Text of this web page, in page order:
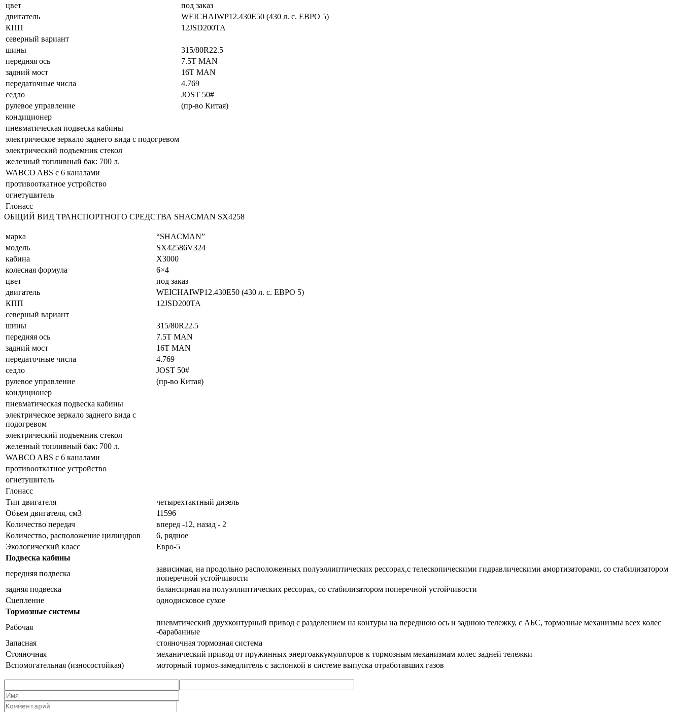
цвет
под заказ
двигатель
WEICHAIWP12.430E50 (430 л. с. ЕВРО 5)
КПП
12JSD200TA
северный вариант
шины
315/80R22.5
передняя ось
7.5T MAN
задний мост
16T MAN
передаточные числа
4.769
седло
JOST 50#
рулевое управление
(пр-во Китая)
кондиционер
пневматическая подвеска кабины
электрическое зеркало заднего вида с подогревом
электрический подъемник стекол
железный топливный бак: 700 л.
WABCO ABS с 6 каналами
противооткатное устройство
огнетушитель
Глонасс
ОБЩИЙ ВИД ТРАНСПОРТНОГО СРЕДСТВА SHACMAN SX4258
марка
“SHACMAN”
модель
SX42586V324
кабина
X3000
колесная формула
6×4
цвет
под заказ
двигатель
WEICHAIWP12.430E50 (430 л. с. ЕВРО 5)
КПП
12JSD200TA
северный вариант
шины
315/80R22.5
передняя ось
7.5T MAN
задний мост
16T MAN
передаточные числа
4.769
седло
JOST 50#
рулевое управление
(пр-во Китая)
кондиционер
пневматическая подвеска кабины
электрическое зеркало заднего вида с
подогревом
электрический подъемник стекол
железный топливный бак: 700 л.
WABCO ABS с 6 каналами
противооткатное устройство
огнетушитель
Глонасс
Тип двигателя
четырехтактный дизель
Объем двигателя, см3
11596
Количество передач
вперед -12, назад - 2
Количество, расположение цилиндров
6, рядное
Экологический класс
Евро-5
Подвеска кабины
передняя подвеска
зависимая, на продольно расположенных полуэллиптических рессорах,с телескопическими гидравлическими амортизаторами, со стабилизатором
поперечной устойчивости
задняя подвеска
балансирная на полуэллиптических рессорах, со стабилизатором поперечной устойчивости
Сцепление
однодисковое сухое
Тормозные системы
Рабочая
пневмтический двухконтурный привод с разделением на контуры на переднюю ось и заднюю тележку, с АБС, тормозные механизмы всех колес
-барабанные
Запасная
стояночная тормозная система
Стояночная
механический привод от пружинных энергоаккумуляторов к тормозным механизмам колес задней тележки
Вспомогательная (износостойкая)
моторный тормоз-замедлитель с заслонкой в системе выпуска отработавших газов